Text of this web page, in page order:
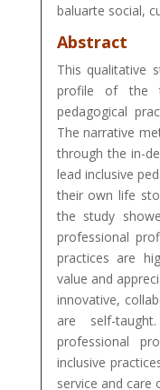
baluarte social,
Abstract
This qualitative
profile of the
pedagogical
The narrative
through the in-
lead inclusive
their own life
the study
professional
practices are
value and
innovative,
are self-
professional
inclusive
service and care